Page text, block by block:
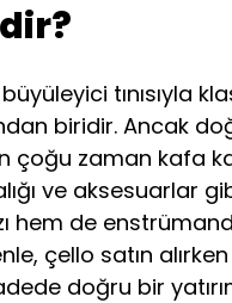
tınısıyla
biridir. Ancak
zaman kafa
ve aksesuarlar
hem de
çello satın
doğru bir